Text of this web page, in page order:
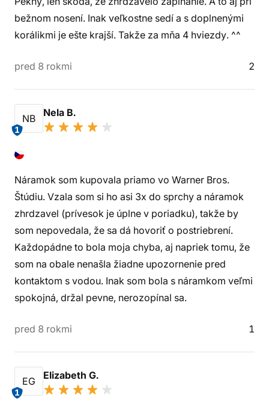
bežnom nosení. Inak veľkostne sedí a s doplnenými
korálikmi je ešte krajší. Takže za mňa 4 hviezdy. ^^
pred 8 rokmi 2
NB
1
Nela B.
Náramok som kupovala priamo vo Warner Bros.
Štúdiu. Vzala som si ho asi 3x do sprchy a náramok
zhrdzavel (prívesok je úplne v poriadku), takže by
som nepovedala, že sa dá hovoriť o postriebrení.
Každopádne to bola moja chyba, aj napriek tomu, že
som na obale nenašla žiadne upozornenie pred
kontaktom s vodou. Inak som bola s náramkom veľmi
spokojná, držal pevne, nerozopínal sa.
pred 8 rokmi 1
EG
1
Elizabeth G.